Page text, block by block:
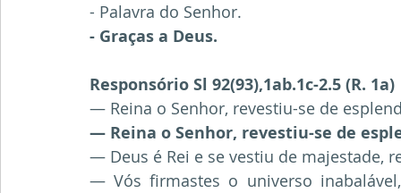
- Palavra do Senhor.
- Graças a Deus.
Responsório Sl 92(93),1ab.1c-2.5 (R. 1a)
— Reina o Senhor, revestiu-se de
— Reina o Senhor, revestiu-se de
— Deus é Rei e se vestiu de majestade,
— Vós firmastes o universo